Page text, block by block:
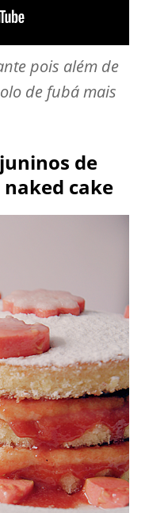
pois além de
de fubá mais
de
cake